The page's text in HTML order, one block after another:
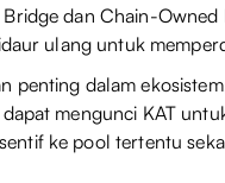
dan Chain-
ulang untuk
penting dalam
mengunci KAT
ke pool tertentu